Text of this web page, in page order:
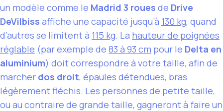
un modèle comme le Madrid 3 roues de Drive
DeVilbiss affiche une capacité jusqu’à 130 kg, quand
d’autres se limitent à 115 kg. La hauteur de poignées
réglable (par exemple de 83 à 93 cm pour le Delta en
aluminium) doit correspondre à votre taille, afin de
marcher dos droit, épaules détendues, bras
légèrement fléchis. Les personnes de petite taille,
ou au contraire de grande taille, gagneront à faire un